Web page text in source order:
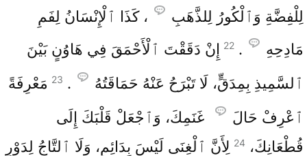
لِلْفِضَّةِ وَٱلْكُورُ لِلذَّهَبِ
، كَذَا ٱلْإِنْسَانُ لِفَمِ
مَادِحِهِ
.
22 إِنْ دَقَقْتَ ٱلْأَحْمَقَ فِي هَاوُنٍ بَيْنَ
ٱلسَّمِيذِ بِمِدَقٍّ، لَا تَبْرَحُ عَنْهُ حَمَاقَتُهُ
.
23 مَعْرِفَةً
ٱعْرِفْ حَالَ
غَنَمِكَ، وَٱجْعَلْ قَلْبَكَ إِلَى
قُطْعَانِكَ، 24 لِأَنَّ ٱلْغِنَى لَيْسَ بِدَائِمٍ، وَلَا ٱلتَّاجُ لِدَوْرٍ